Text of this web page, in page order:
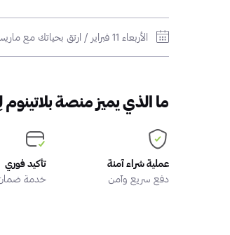
الأربعاء 11 فبراير / ارتقِ بحياتك مع ماريسا بير، دبي / مسرح زعبيل - جميرا زعبيل سراي
ما الذي يميز منصة
عملية شراء آمنة
دفع سريع وآمن
تأكيد فوري
خدمة ضمان